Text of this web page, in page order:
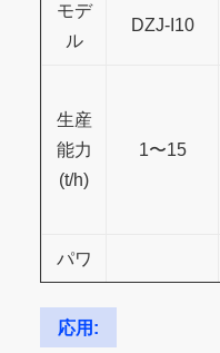
モデ
ル
DZJ-I10
生産
能力
(t/h)
1〜15
パワ
ー
(kW)
15kw
応用: